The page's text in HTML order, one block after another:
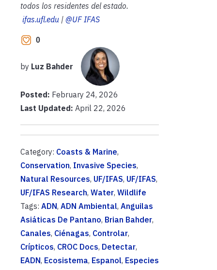
todos los residentes del estado.
ifas.ufl.edu | @UF IFAS
0
by Luz Bahder
Posted: February 24, 2026
Last Updated: April 22, 2026
Category: Coasts & Marine,
Conservation, Invasive Species,
Natural Resources, UF/IFAS, UF/IFAS,
UF/IFAS Research, Water, Wildlife
Tags: ADN, ADN Ambiental, Anguilas
Asiáticas De Pantano, Brian Bahder,
Canales, Ciénagas, Controlar,
Crípticos, CROC Docs, Detectar,
EADN, Ecosistema, Espanol, Especies